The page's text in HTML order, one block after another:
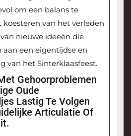
om een balans te
koesteren van het verleden
nieuwe ideeën die
een eigentijdse en
van het Sinterklaasfeest.
Gehoorproblemen
Oude
Lastig Te Volgen
Articulatie Of